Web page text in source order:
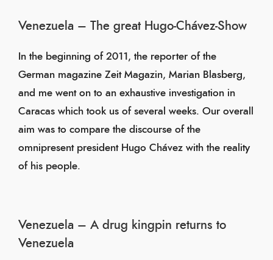
Venezuela – The great Hugo-Chávez-Show
In the beginning of 2011, the reporter of the
German magazine Zeit Magazin, Marian Blasberg,
and me went on to an exhaustive investigation in
Caracas which took us of several weeks. Our overall
aim was to compare the discourse of the
omnipresent president Hugo Chávez with the reality
of his people.
Venezuela – A drug kingpin returns to
Venezuela